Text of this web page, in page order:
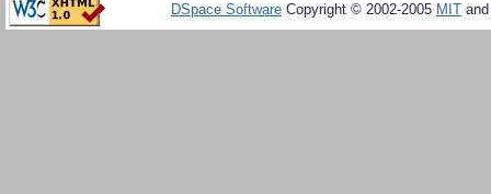
DSpace Software Copyright © 2002-2005 MIT